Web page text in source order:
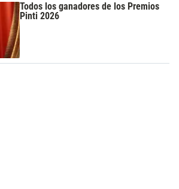
Todos los ganadores de los Premios
Pinti 2026